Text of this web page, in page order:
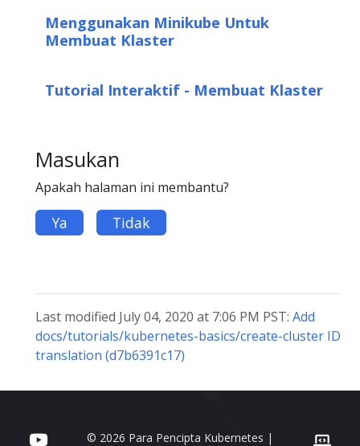
Menggunakan Minikube Untuk
Membuat Klaster
Tutorial Interaktif - Membuat Klaster
Masukan
Apakah halaman ini membantu?
Ya Tidak
Last modified July 04, 2020 at 7:06 PM PST: Add
docs/tutorials/kubernetes-basics/create-cluster ID
translation (d7b6391c17)
© 2026 Para Pencipta Kubernetes |